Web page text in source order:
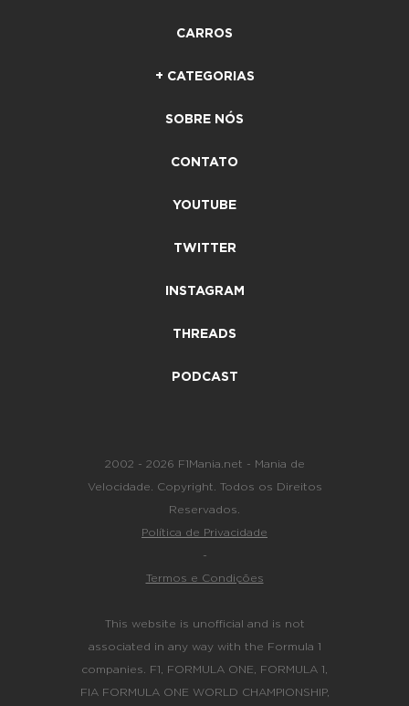
CARROS
+ CATEGORIAS
SOBRE NÓS
CONTATO
YOUTUBE
TWITTER
INSTAGRAM
THREADS
PODCAST
2002 - 2026 F1Mania.net - Mania de
Velocidade. Copyright. Todos os Direitos
Reservados.
Política de Privacidade
-
Termos e Condições
This website is unofficial and is not
associated in any way with the Formula 1
companies. F1, FORMULA ONE, FORMULA 1,
FIA FORMULA ONE WORLD CHAMPIONSHIP,